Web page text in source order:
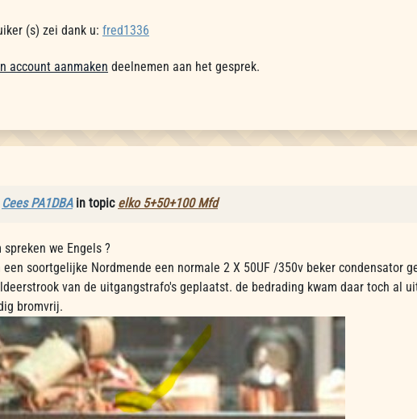
(s) zei dank u: fred1336
account aanmaken deelnemen aan het gesprek.
Cees PA1DBAin topic elko 5+50+100 Mfd
we Engels ?
een soortgelijke Nordmende een normale 2 X 50UF /350v beker condensator
van de uitgangstrafo's geplaatst. de bedrading kwam daar toch al
bromvrij.